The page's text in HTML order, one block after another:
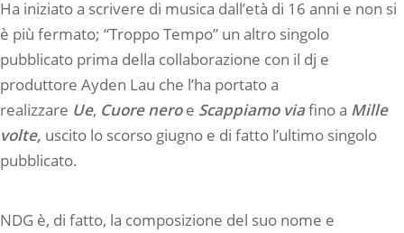
Ha iniziato a scrivere di musica dall’età di 16 anni e non si
è più fermato; “Troppo Tempo” un altro singolo
pubblicato prima della collaborazione con il dj e
produttore Ayden Lau che l’ha portato a
realizzare Ue, Cuore nero e Scappiamo viafino a Mille
volte, uscito lo scorso giugno e di fatto l’ultimo singolo
pubblicato.
NDG è, di fatto, la composizione del suo nome e